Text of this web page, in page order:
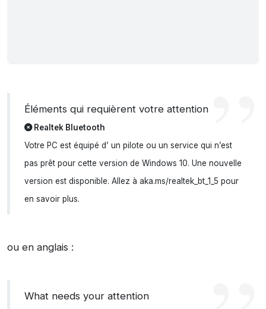
Éléments qui requièrent votre attention
Realtek Bluetooth
Votre PC est équipé d’ un pilote ou un service qui n’est
pas prêt pour cette version de Windows 10. Une nouvelle
version est disponible. Allez à aka.ms/realtek_bt_1_5 pour
en savoir plus.
ou en anglais :
What needs your attention